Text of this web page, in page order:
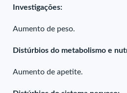
Investigações:
Aumento de peso.
Distúrbios do metabolismo e
Aumento de apetite.